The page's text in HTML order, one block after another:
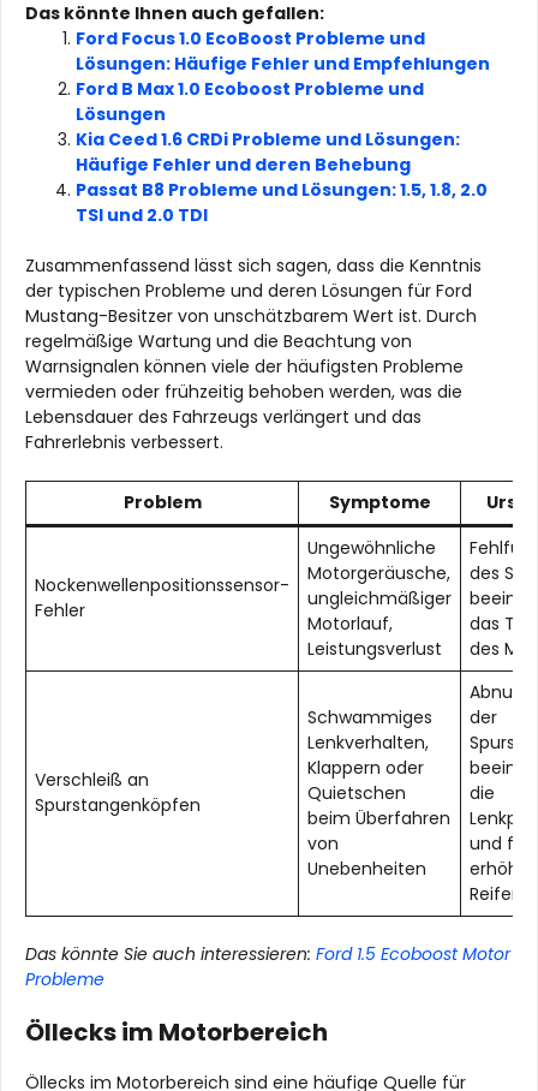
Das könnte Ihnen auch gefallen:
Ford Focus 1.0 EcoBoost Probleme und
Lösungen: Häufige Fehler und Empfehlungen
Ford B Max 1.0 Ecoboost Probleme und
Lösungen
Kia Ceed 1.6 CRDi Probleme und Lösungen:
Häufige Fehler und deren Behebung
Passat B8 Probleme und Lösungen: 1.5, 1.8, 2.0
TSI und 2.0 TDI
Zusammenfassend lässt sich sagen, dass die Kenntnis
der typischen Probleme und deren Lösungen für Ford
Mustang-Besitzer von unschätzbarem Wert ist. Durch
regelmäßige Wartung und die Beachtung von
Warnsignalen können viele der häufigsten Probleme
vermieden oder frühzeitig behoben werden, was die
Lebensdauer des Fahrzeugs verlängert und das
Fahrerlebnis verbessert.
Problem Symptome
Nockenwellenpositionssensor-
Fehler
Ungewöhnliche
Motorgeräusche,
ungleichmäßiger
Motorlauf,
Leistungsverlust
des
das
des
Verschleiß an
Spurstangenköpfen
Schwammiges
Lenkverhalten,
Klappern oder
Quietschen
beim Überfahren
von
Unebenheiten
der
die
und
Das könnte Sie auch interessieren: Ford 1.5 Ecoboost Motor
Probleme
Öllecks im Motorbereich
Öllecks im Motorbereich sind eine häufige Quelle für